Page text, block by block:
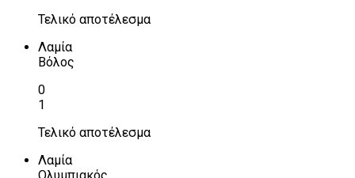
Τελικό αποτέλεσμα
Λαμία
Βόλος
0
1
Τελικό αποτέλεσμα
Λαμία